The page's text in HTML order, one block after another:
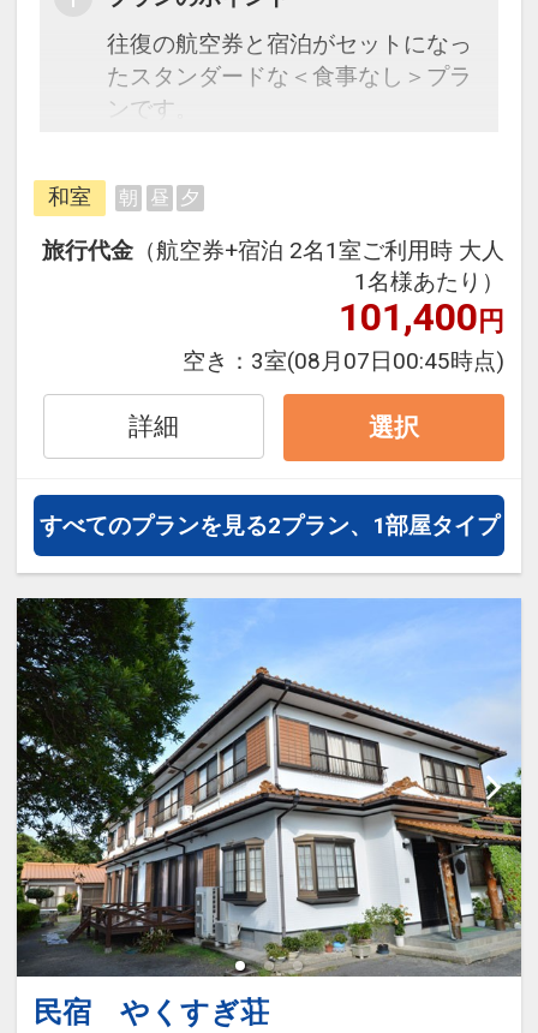
往復の航空券と宿泊がセットになっ
たスタンダードな＜食事なし＞プラ
ンです。
できるダイナミックパッケージだか
ら、一都市滞在はもちろん周遊旅行
にも最適！
旅行期間中の1泊だけの宿泊や延
泊・飛び泊なども自由自在です。
フライトは、安心のJAL（または
JALグループ）確約！フライトマイ
ル50%貯まります。
オプションでレンタカーや現地交
通・体験プランなどの追加（同時予
約）が可能なプランもございます。
和室 朝 昼 夕
旅行代金 （航空券+宿泊 2名1室ご利用時 大人
1名様あたり）
101,400円
空き： 3室(08月07日00:45時点)
詳細 選択
すべてのプランを見る2プラン、1部屋タイプ
民宿 やくすぎ荘